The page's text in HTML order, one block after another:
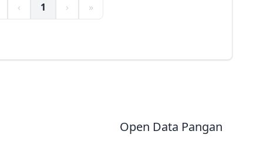
‹ 1 › »
Open Data Pangan